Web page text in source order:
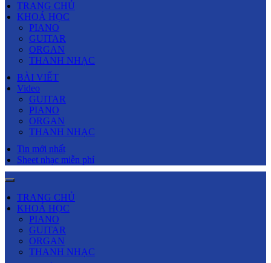
TRANG CHỦ
KHOÁ HỌC
PIANO
GUITAR
ORGAN
THANH NHẠC
BÀI VIẾT
Video
GUITAR
PIANO
ORGAN
THANH NHẠC
Tin mới nhất
Sheet nhạc miễn phí
TRANG CHỦ
KHOÁ HỌC
PIANO
GUITAR
ORGAN
THANH NHẠC